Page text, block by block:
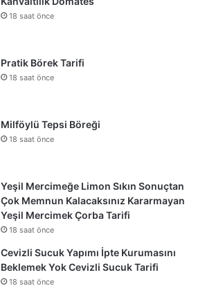
18 saat önce
Pratik Börek Tarifi
18 saat önce
Milföylü Tepsi Böreği
18 saat önce
Yeşil Mercimeğe Limon Sıkın Sonuçtan
Çok Memnun Kalacaksınız Kararmayan
Yeşil Mercimek Çorba Tarifi
18 saat önce
Cevizli Sucuk Yapımı İpte Kurumasını
Beklemek Yok Cevizli Sucuk Tarifi
18 saat önce